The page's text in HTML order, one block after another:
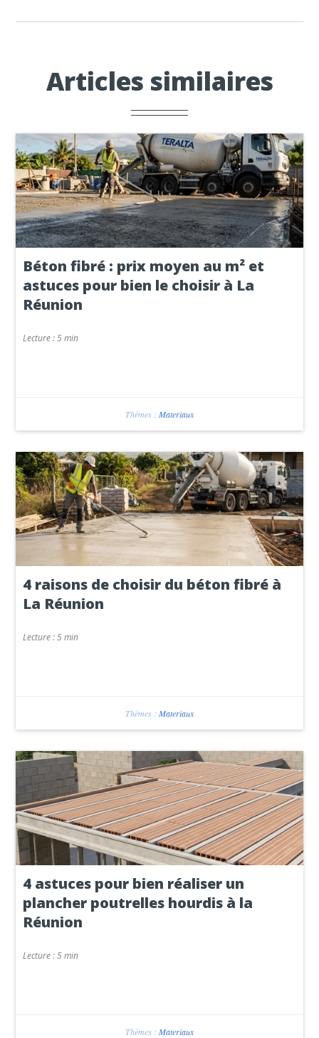
Articles similaires
Béton fibré : prix moyen au m² et
astuces pour bien le choisir à La
Réunion
Lecture :5 min
Thèmes : Materiaux
4 raisons de choisir du béton fibré à
La Réunion
Lecture :5 min
Thèmes : Materiaux
4 astuces pour bien réaliser un
plancher poutrelles hourdis à la
Réunion
Lecture :5 min
Thèmes : Materiaux